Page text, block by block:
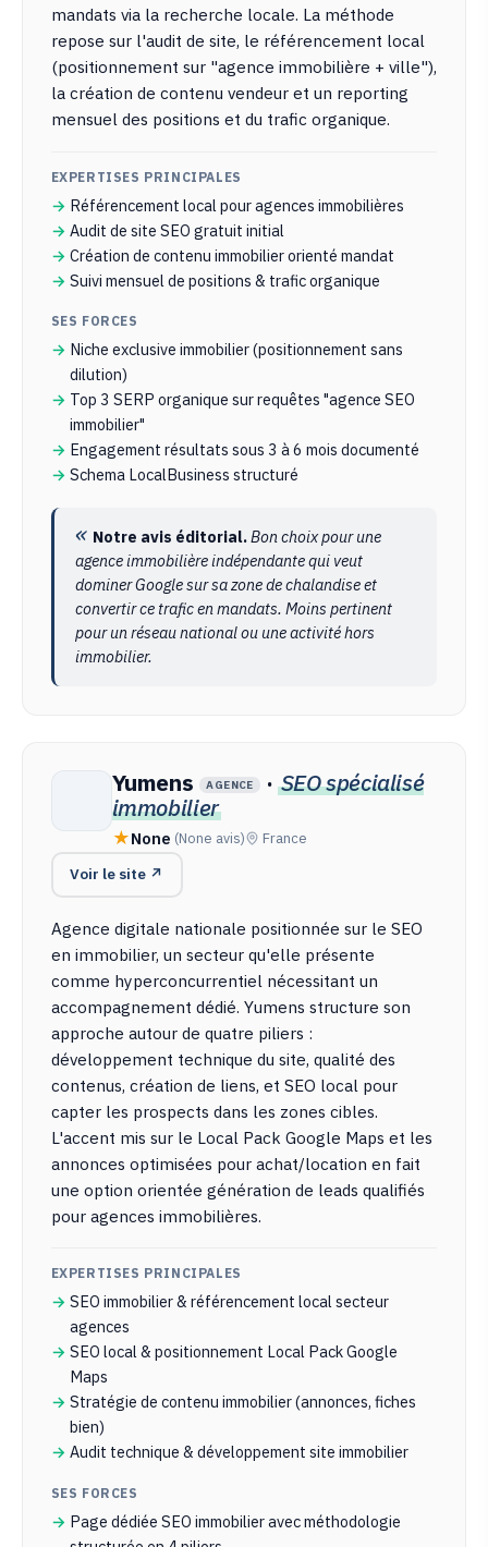
mandats via la recherche locale. La méthode
repose sur l'audit de site, le référencement local
(positionnement sur "agence immobilière + ville"),
la création de contenu vendeur et un reporting
mensuel des positions et du trafic organique.
EXPERTISES PRINCIPALES
Référencement local pour agences immobilières
Audit de site SEO gratuit initial
Création de contenu immobilier orienté mandat
Suivi mensuel de positions & trafic organique
SES FORCES
Niche exclusive immobilier (positionnement sans
dilution)
Top 3 SERP organique sur requêtes "agence SEO
immobilier"
Engagement résultats sous 3 à 6 mois documenté
Schema LocalBusiness structuré
Notre avis éditorial.Bon choix pour une
agence immobilière indépendante qui veut
dominer Google sur sa zone de chalandise et
convertir ce trafic en mandats. Moins pertinent
pour un réseau national ou une activité hors
immobilier.
Yumens AGENCE ·SEO spécialisé
immobilier
None (None avis) France
Voir le site ↗
Agence digitale nationale positionnée sur le SEO
en immobilier, un secteur qu'elle présente
comme hyperconcurrentiel nécessitant un
accompagnement dédié. Yumens structure son
approche autour de quatre piliers :
développement technique du site, qualité des
contenus, création de liens, et SEO local pour
capter les prospects dans les zones cibles.
L'accent mis sur le Local Pack Google Maps et les
annonces optimisées pour achat/location en fait
une option orientée génération de leads qualifiés
pour agences immobilières.
EXPERTISES PRINCIPALES
SEO immobilier & référencement local secteur
agences
SEO local & positionnement Local Pack Google
Maps
Stratégie de contenu immobilier (annonces, fiches
bien)
Audit technique & développement site immobilier
SES FORCES
Page dédiée SEO immobilier avec méthodologie